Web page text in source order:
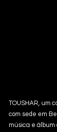
TOUSHAR, um
com sede em
música e álbum